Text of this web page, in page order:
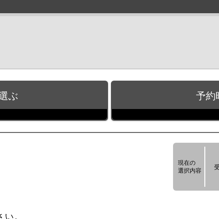
ぶ 予約
現在の
選択内容
。